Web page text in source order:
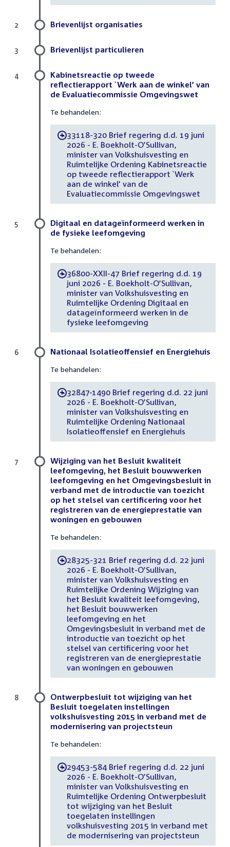
Brievenlijst organisaties
2
Brievenlijst particulieren
3
Kabinetsreactie op tweede
reflectierapport `Werk aan de winkel’ van
de Evaluatiecommissie Omgevingswet
Te behandelen:
-33118-320 Brief regering d.d. 19 juni
2026 - E. Boekholt-O’Sullivan,
minister van Volkshuisvesting en
Ruimtelijke Ordening Kabinetsreactie
op tweede reflectierapport `Werk
aan de winkel’ van de
Evaluatiecommissie Omgevingswet
4
Digitaal en datageïnformeerd werken in
de fysieke leefomgeving
Te behandelen:
-36800-XXII-47 Brief regering d.d. 19
juni 2026 - E. Boekholt-O’Sullivan,
minister van Volkshuisvesting en
Ruimtelijke Ordening Digitaal en
datageïnformeerd werken in de
fysieke leefomgeving
5
Nationaal Isolatieoffensief en Energiehuis
Te behandelen:
-32847-1490 Brief regering d.d. 22 juni
2026 - E. Boekholt-O’Sullivan,
minister van Volkshuisvesting en
Ruimtelijke Ordening Nationaal
Isolatieoffensief en Energiehuis
6
Wijziging van het Besluit kwaliteit
leefomgeving, het Besluit bouwwerken
leefomgeving en het Omgevingsbesluit in
verband met de introductie van toezicht
op het stelsel van certificering voor het
registreren van de energieprestatie van
woningen en gebouwen
Te behandelen:
-28325-321 Brief regering d.d. 22 juni
2026 - E. Boekholt-O’Sullivan,
minister van Volkshuisvesting en
Ruimtelijke Ordening Wijziging van
het Besluit kwaliteit leefomgeving,
het Besluit bouwwerken
leefomgeving en het
Omgevingsbesluit in verband met de
introductie van toezicht op het
stelsel van certificering voor het
registreren van de energieprestatie
van woningen en gebouwen
7
Ontwerpbesluit tot wijziging van het
Besluit toegelaten instellingen
volkshuisvesting 2015 in verband met de
modernisering van projectsteun
Te behandelen:
-29453-584 Brief regering d.d. 22 juni
2026 - E. Boekholt-O’Sullivan,
minister van Volkshuisvesting en
Ruimtelijke Ordening Ontwerpbesluit
tot wijziging van het Besluit
toegelaten instellingen
volkshuisvesting 2015 in verband met
de modernisering van projectsteun
8